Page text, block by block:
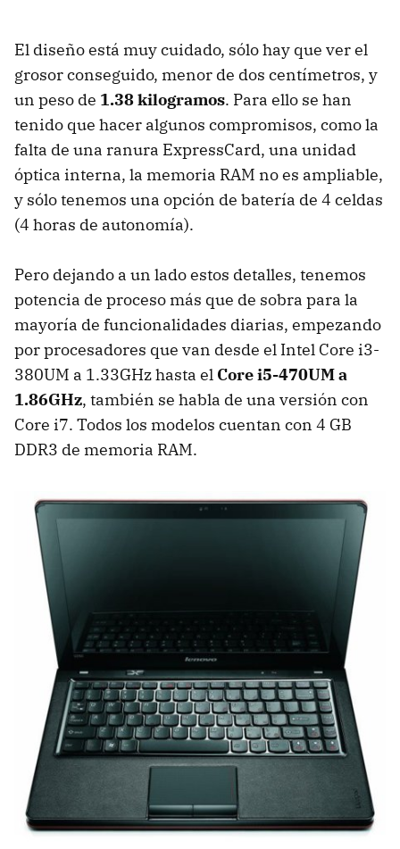
El diseño está muy cuidado, sólo hay que ver el
grosor conseguido, menor de dos centímetros, y
un peso de 1.38 kilogramos. Para ello se han
tenido que hacer algunos compromisos, como la
falta de una ranura ExpressCard, una unidad
óptica interna, la memoria RAM no es ampliable,
y sólo tenemos una opción de batería de 4 celdas
(4 horas de autonomía).
Pero dejando a un lado estos detalles, tenemos
potencia de proceso más que de sobra para la
mayoría de funcionalidades diarias, empezando
por procesadores que van desde el Intel Core i3-
380UM a 1.33GHz hasta el Core i5-470UM a
1.86GHz, también se habla de una versión con
Core i7. Todos los modelos cuentan con 4 GB
DDR3 de memoria RAM.